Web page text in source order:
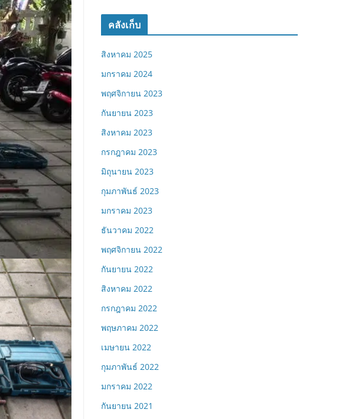
คลังเก็บ
สิงหาคม 2025
มกราคม 2024
พฤศจิกายน 2023
กันยายน 2023
สิงหาคม 2023
กรกฎาคม 2023
มิถุนายน 2023
กุมภาพันธ์ 2023
มกราคม 2023
ธันวาคม 2022
พฤศจิกายน 2022
กันยายน 2022
สิงหาคม 2022
กรกฎาคม 2022
พฤษภาคม 2022
เมษายน 2022
กุมภาพันธ์ 2022
มกราคม 2022
กันยายน 2021